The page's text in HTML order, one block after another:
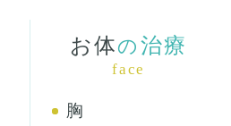
お体の 治療
face
胸